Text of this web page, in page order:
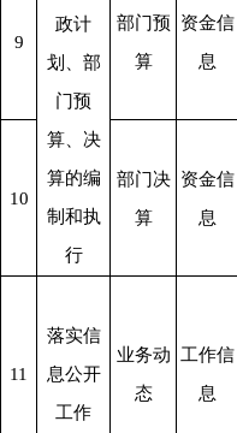
9
政计
划、部
门预
算、决
算的编
制和执
行
部门预
算
资金信
息
10
部门决
算
资金信
息
11
落实信
息公开
工作
业务动
态
工作信
息